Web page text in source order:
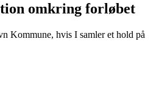
omkring forløbet
Kommune, hvis I samler et hold på